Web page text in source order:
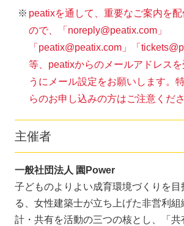
peatixを通して、重要なご案内を
ので、「noreply@peatix.com」
「peatix@peatix.com」「
等、peatixからのメールアドレスを
うにメール設定をお願いします。
らのお申し込みの方はご注意くださ
主催者
一般社団法人 園Power
子どものよりよい成育環境づくりを目
る、女性建築士が立ち上げた非営利
計・共有を活動の三つの核とし、「共